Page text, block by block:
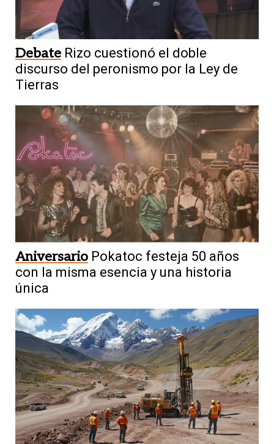
Debate Rizo cuestionó el doble
discurso del peronismo por la Ley de
Tierras
Aniversario Pokatoc festeja 50 años
con la misma esencia y una historia
única